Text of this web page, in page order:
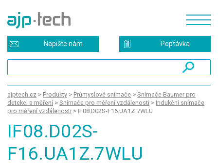
Poptávka
Napište nám
ajptech.cz > Produkty > Průmyslové snímače > Snímače Baumer pro
detekci a měření > Snímače pro měření vzdálenosti > Indukční snímače
pro měření vzdálenosti > IF08.D02S-F16.UA1Z.7WLU
IF08.D02S-
F16.UA1Z.7WLU